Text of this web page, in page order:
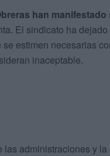
han
El sindicato ha
estimen necesarias
inaceptable.
las administraciones y